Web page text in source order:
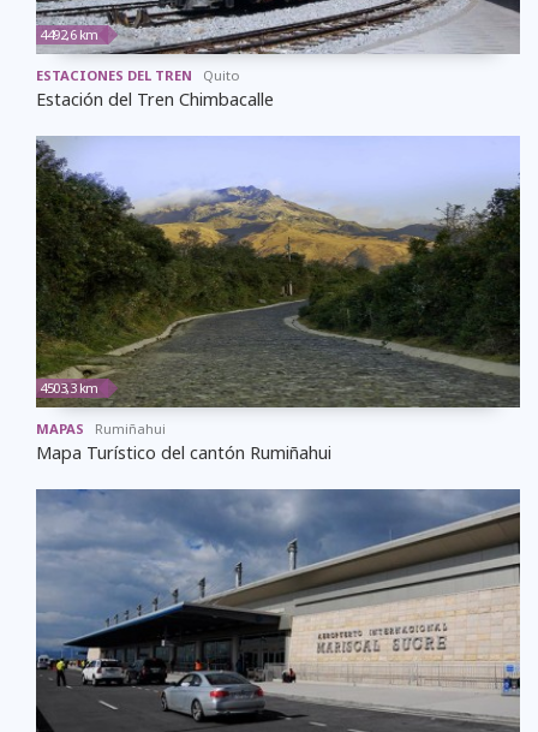
4492,6 km
ESTACIONES DEL TREN Quito
Estación del Tren Chimbacalle
4503,3 km
MAPAS Rumiñahui
Mapa Turístico del cantón Rumiñahui